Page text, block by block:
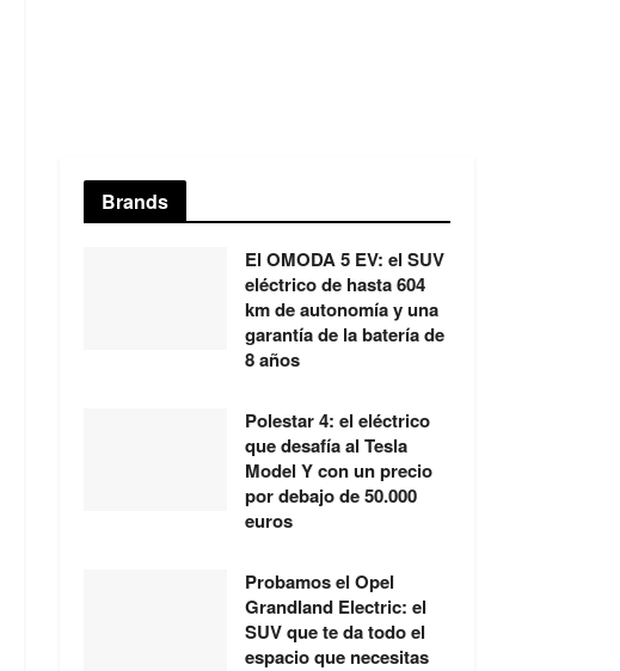
Brands
El OMODA 5 EV: el SUV
eléctrico de hasta 604
km de autonomía y una
garantía de la batería de
8 años
Polestar 4: el eléctrico
que desafía al Tesla
Model Y con un precio
por debajo de 50.000
euros
Probamos el Opel
Grandland Electric: el
SUV que te da todo el
espacio que necesitas